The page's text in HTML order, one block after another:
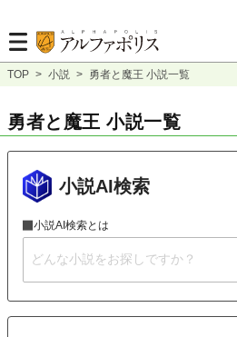
TOP > 小説 > 勇者と魔王 小説一覧
勇者と魔王 小説一覧
小説AI検索
小説AI検索とは